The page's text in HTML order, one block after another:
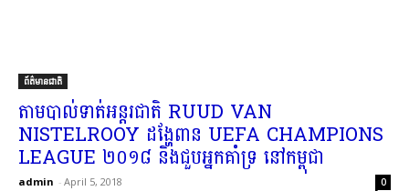
ព័ត៌មានជាតិ
តាម​បាល់ទាត់​អន្តរជាតិ RUUD VAN
NISTELROOY ដង្ហែ​ពាន UEFA CHAMPIONS
LEAGUE ២០១៨ និង​ជួប​អ្នកគាំទ្រ នៅ​កម្ពុជា​
admin - April 5, 2018 0